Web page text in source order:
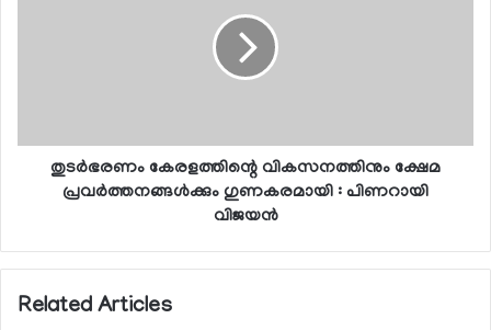
തുടര്‍ഭരണം കേരളത്തിന്റെ വികസനത്തിനും ക്ഷേമ
പ്രവര്‍ത്തനങ്ങള്‍ക്കും ഗുണകരമായി : പിണറായി
വിജയന്‍
Related Articles